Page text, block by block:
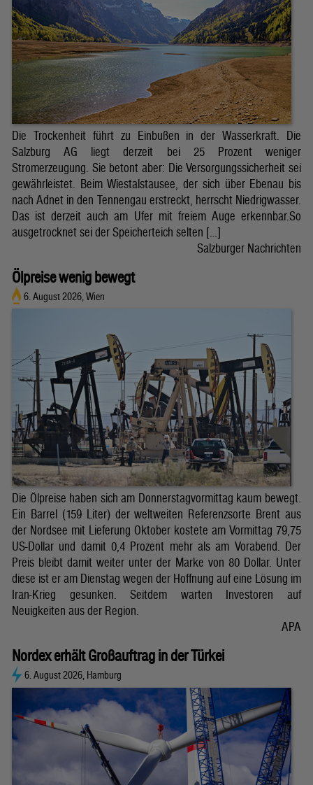
Die Trockenheit führt zu Einbußen in der Wasserkraft. Die
Salzburg AG liegt derzeit bei 25 Prozent weniger
Stromerzeugung. Sie betont aber: Die Versorgungssicherheit sei
gewährleistet. Beim Wiestalstausee, der sich über Ebenau bis
nach Adnet in den Tennengau erstreckt, herrscht Niedrigwasser.
Das ist derzeit auch am Ufer mit freiem Auge erkennbar.So
ausgetrocknet sei der Speicherteich selten […]
Salzburger Nachrichten
Ölpreise wenig bewegt
6. August 2026, Wien
Die Ölpreise haben sich am Donnerstagvormittag kaum bewegt.
Ein Barrel (159 Liter) der weltweiten Referenzsorte Brent aus
der Nordsee mit Lieferung Oktober kostete am Vormittag 79,75
US-Dollar und damit 0,4 Prozent mehr als am Vorabend. Der
Preis bleibt damit weiter unter der Marke von 80 Dollar. Unter
diese ist er am Dienstag wegen der Hoffnung auf eine Lösung im
Iran-Krieg gesunken. Seitdem warten Investoren auf
Neuigkeiten aus der Region.
APA
Nordex erhält Großauftrag in der Türkei
6. August 2026, Hamburg